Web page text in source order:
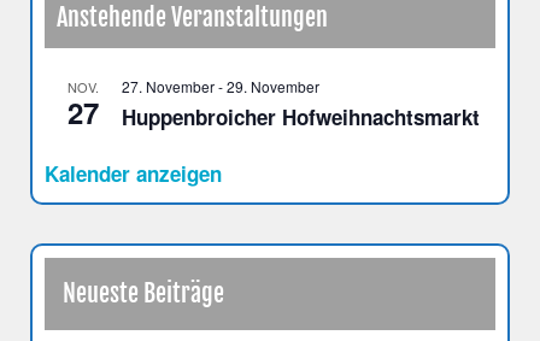
Anstehende Veranstaltungen
NOV.
27
27. November-29. November
Huppenbroicher Hofweihnachtsmarkt
Kalender anzeigen
Neueste Beiträge